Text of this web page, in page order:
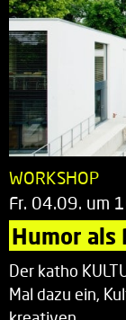
WORKSHOP
Fr. 04.09. um
Humor als
Der katho
Mal dazu ein,